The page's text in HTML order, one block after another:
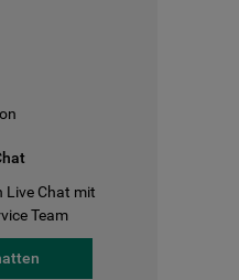
Live Chat mit
Team